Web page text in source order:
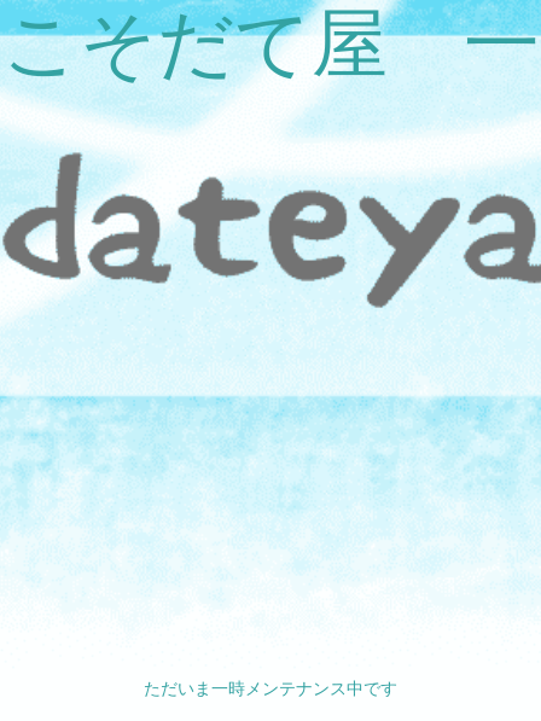
こそだて屋 一
ただいま一時メンテナンス中です